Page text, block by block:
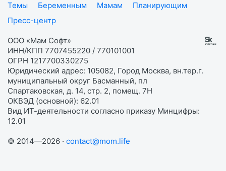
Темы
Беременным Мамам
Планирующим
Пресс-центр
ООО «Мам Софт»
ИНН/КПП 7707455220 / 770101001
ОГРН 1217700330275
Юридический адрес: 105082, Город Москва, вн.тер.г.
муниципальный округ Басманный, пл
Спартаковская, д. 14, стр. 2, помещ. 7Н
ОКВЭД (основной): 62.01
Вид ИТ-деятельности согласно приказу Минцифры:
12.01
© 2014—2026 · contact@mom.life